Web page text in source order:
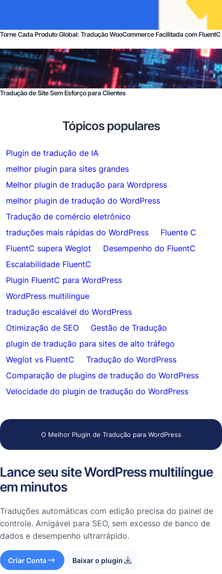
Torne Cada Produto Global: Tradução WooCommerce Facilitada com FluentC
Tradução de Site Sem Esforço para Clientes
Tópicos populares
Plugin de tradução de IA
melhor plugin para sites grandes
Melhor plugin de tradução para Wordpress
melhor plugin de tradução do WordPress
Tradução de comércio eletrônico
traduções mais rápidas do WordPress
Fluente C
FluentC supera Weglot
Desempenho do FluentC
Escalabilidade FluentC
Plugin FluentC para WordPress
WordPress multilíngue
tradução escalável do WordPress
Otimização de SEO
Gestão de Tradução
plugin de tradução para sites de alto tráfego
Weglot vs FluentC
Tradução do WordPress
Comparação de plugins de tradução do WordPress
Velocidade do plugin de tradução do WordPress
O Melhor Plugin de Tradução para WordPress
Lance seu site WordPress multilíngue
em minutos
Traduções automáticas com edição precisa do painel de
controle. Amigável para SEO, sem excesso de banco de
dados e desempenho ultrarrápido.
Criar Conta Baixar o plugin